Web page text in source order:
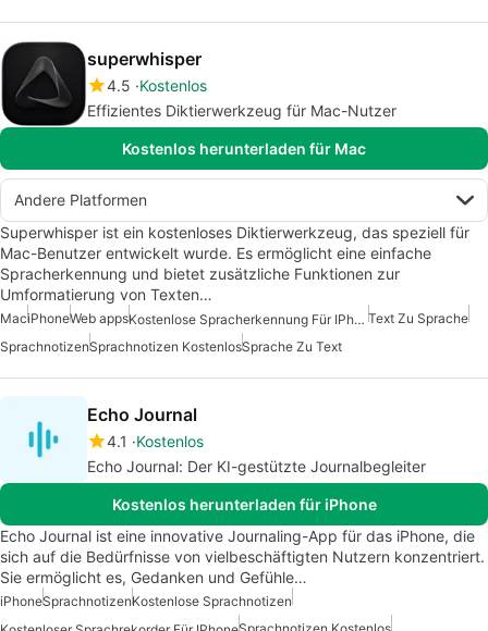
superwhisper
4.5 Kostenlos
Effizientes Diktierwerkzeug für Mac-Nutzer
Kostenlos herunterladen für Mac
Andere Platformen
Superwhisper ist ein kostenloses Diktierwerkzeug, das speziell für
Mac-Benutzer entwickelt wurde. Es ermöglicht eine einfache
Spracherkennung und bietet zusätzliche Funktionen zur
Umformatierung von Texten…
MaciPhoneWeb apps Kostenlose Spracherkennung Für IPhone Text Zu Sprache
SprachnotizenSprachnotizen KostenlosSprache Zu Text
Echo Journal
4.1
Kostenlos
Echo Journal: Der KI-gestützte Journalbegleiter
Kostenlos herunterladen für iPhone
Echo Journal ist eine innovative Journaling-App für das iPhone, die
sich auf die Bedürfnisse von vielbeschäftigten Nutzern konzentriert.
Sie ermöglicht es, Gedanken und Gefühle…
iPhoneSprachnotizenKostenlose Sprachnotizen